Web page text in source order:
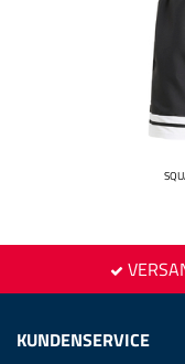
KUNDENSERVICE